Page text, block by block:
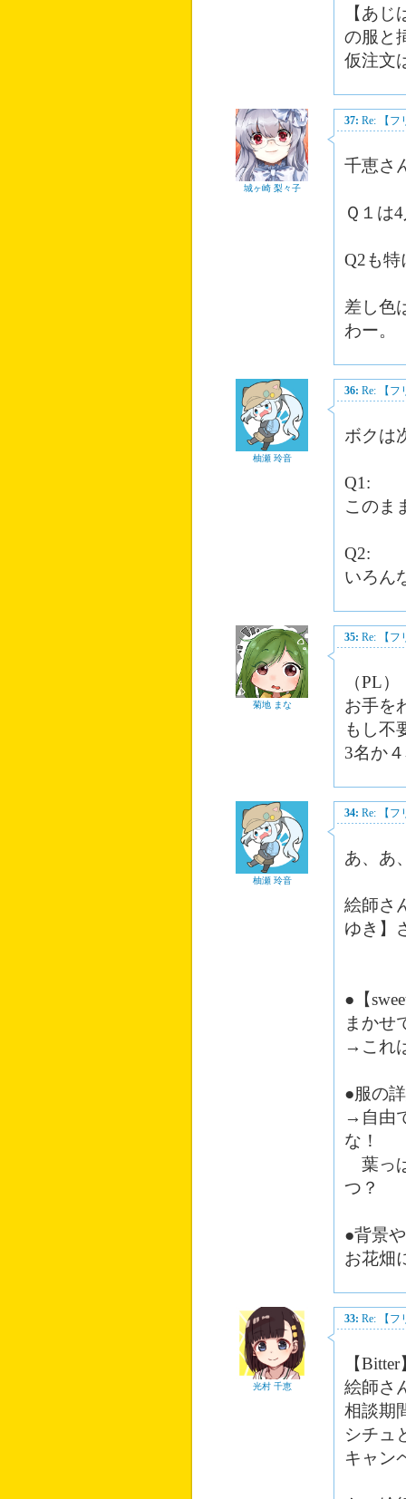
【あ
の服と
仮注文
城ヶ崎 梨々子
37: Re: 【フ
千恵さ
Ｑ１は
Q2も特
差し色
わー。
柚瀬 玲音
36: Re: 【フ
ボクは
Q1:
このま
Q2:
いろん
菊地 まな
35: Re: 【フ
（PL）
お手を
もし不
3名か
柚瀬 玲音
34: Re: 【フ
あ、あ
絵師さ
ゆき】
●【
まかせ
→これ
●服の
→自由
な！
葉っ
つ？
●背景
お花畑
光村 千恵
33: Re: 【フ
【
絵師さ
相談期
シチュ
キャン